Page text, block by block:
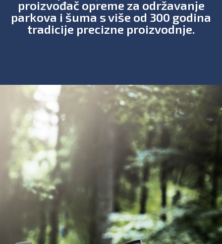
proizvođač opreme za održavanje
parkova i šuma s više od 300 godina
tradicije precizne proizvodnje.